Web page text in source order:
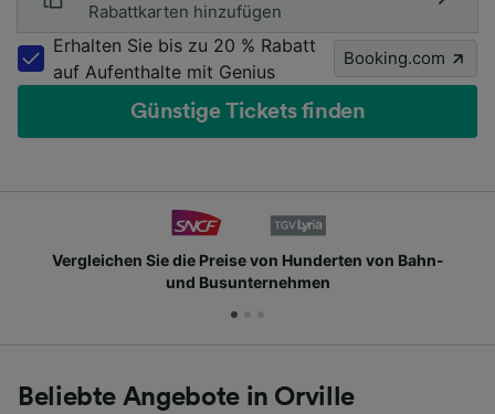
Rabattkarten hinzufügen
Erhalten Sie bis zu 20 % Rabatt
auf Aufenthalte mit Genius
Booking.com
Günstige Tickets finden
Vergleichen Sie die Preise von Hunderten von Bahn-
und Busunternehmen
Beliebte Angebote in Orville